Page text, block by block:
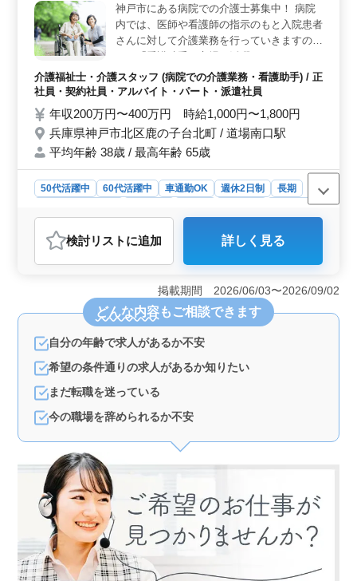
職場です。 ＜シニア世代活躍中＞ この病院では、
50代女性が活躍しており、シニア世代の経験と知識を高
く評価しています。年齢に関係なく、経験豊富な看護師
の方々がチームで活躍しています。あなたの経験を活か
して、新たなキャリアを築きませんか？
神戸市にある病院での介護士募集中！ 病院
内では、医師や看護師の指示のもと入院患者
さんに対して介護業務を行っていきますの
す ＊業務内容＊ ・介助業務（食事介助、排
泄介助など） ・病室の清掃やシーツ交換 ・
＊資格手当あり ＊制服支給 ＊交通費実費支
給 ＊夜勤業務なし ＊日勤のみ応相談 60代活
躍中施設/働きやすい環境 まずはお気軽にお
問い合わせください ご応募お待ちしており
ます♪♪
介護福祉士・介護スタッフ (病院での介護業務・看護助手) / 正
社員・契約社員・アルバイト・パート・派遣社員
年収200万円〜400万円 時給1,000円〜1,800円
兵庫県神戸市北区鹿の子台北町 / 道場南口駅
平均年齢 38歳 / 最高年齢 65歳
50代活躍中 60代活躍中 車通勤OK 週休2日制
長期
派遣社員
介護福祉士・介護スタッフ
おすすめポイント
＜50代60代活躍＞ 神戸市北区の病院で介護士を募集
中。 50代以上の方が活躍中の職場です。 ＜安定し
た業務・働きやすい環境＞ 夜勤業務なしで、残業も少
なめ。資格手当や制服支給など福利厚生も充実していま
す。車通勤も可能です。 ＜経験者募集＞ 介護経験1
年以上の方で、ヘルパー2級以上の資格を持つ方を歓迎し
ます。 介助業務や看護師補助を通じて、入院患者さん
のサポートを行います。経験を活かせます。
検討リスト に追加 詳しく見る
掲載期間 2026/06/03〜2026/09/02
どんな内容もご相談できます
自分の年齢で求人があるか不安
希望の条件通りの求人があるか知りたい
まだ転職を迷っている
今の職場を辞められるか不安